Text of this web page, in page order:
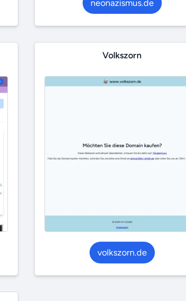
neonazismus.de
Volkszorn
volkszorn.de